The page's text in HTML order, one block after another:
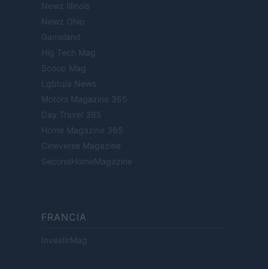
Newz Illinois
Newz Ohio
Gameland
Hig Tech Mag
Scoop Mag
Lgbtqia News
Motors Magazine 365
Day Travel 365
Home Magazine 365
Cineverse Magazine
SecondHomeMagazine
FRANCIA
InvestirMag